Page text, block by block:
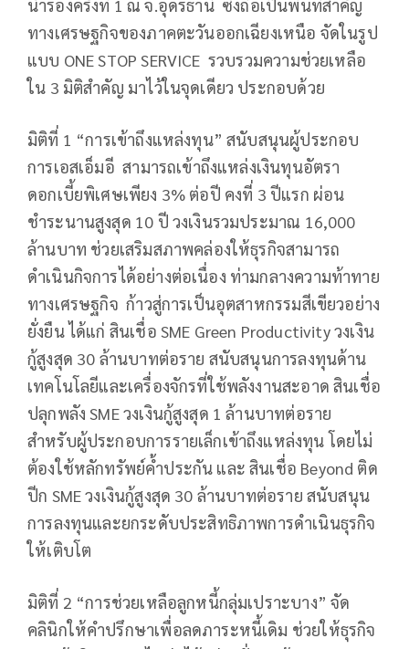
นำร่องครั้งที่ 1 ณ จ.อุดรธานี ซึ่งถือเป็นพื้นที่สำคัญ
ทางเศรษฐกิจของภาคตะวันออกเฉียงเหนือ จัดในรูป
แบบ ONE STOP SERVICE รวบรวมความช่วยเหลือ
ใน 3 มิติสำคัญ มาไว้ในจุดเดียว ประกอบด้วย
มิติที่ 1 “การเข้าถึงแหล่งทุน” สนับสนุนผู้ประกอบ
การเอสเอ็มอี สามารถเข้าถึงแหล่งเงินทุนอัตรา
ดอกเบี้ยพิเศษเพียง 3% ต่อปี คงที่ 3 ปีแรก ผ่อน
ชำระนานสูงสุด 10 ปี วงเงินรวมประมาณ 16,000
ล้านบาท ช่วยเสริมสภาพคล่องให้ธุรกิจสามารถ
ดำเนินกิจการได้อย่างต่อเนื่อง ท่ามกลางความท้าทาย
ทางเศรษฐกิจ ก้าวสู่การเป็นอุตสาหกรรมสีเขียวอย่าง
ยั่งยืน ได้แก่ สินเชื่อ SME Green Productivity วงเงิน
กู้สูงสุด 30 ล้านบาทต่อราย สนับสนุนการลงทุนด้าน
เทคโนโลยีและเครื่องจักรที่ใช้พลังงานสะอาด สินเชื่อ
ปลุกพลัง SME วงเงินกู้สูงสุด 1 ล้านบาทต่อราย
สำหรับผู้ประกอบการรายเล็กเข้าถึงแหล่งทุน โดยไม่
ต้องใช้หลักทรัพย์ค้ำประกัน และ สินเชื่อ Beyond ติด
ปีก SME วงเงินกู้สูงสุด 30 ล้านบาทต่อราย สนับสนุน
การลงทุนและยกระดับประสิทธิภาพการดำเนินธุรกิจ
ให้เติบโต
มิติที่ 2 “การช่วยเหลือลูกหนี้กลุ่มเปราะบาง” จัด
คลินิกให้คำปรึกษาเพื่อลดภาระหนี้เดิม ช่วยให้ธุรกิจ